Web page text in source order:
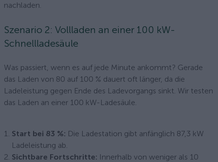
nachladen.
Szenario 2: Vollladen an einer 100 kW-
Schnellladesäule
Was passiert, wenn es auf jede Minute ankommt? Gerade
das Laden von 80 auf 100 % dauert oft länger, da die
Ladeleistung gegen Ende des Ladevorgangs sinkt. Wir testen
das Laden an einer 100 kW-Ladesäule.
Start bei 83 %: Die Ladestation gibt anfänglich 87,3 kW
Ladeleistung ab.
Sichtbare Fortschritte: Innerhalb von weniger als 10